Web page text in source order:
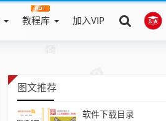
教程库 加入VIP
图文推荐
软件下载目录